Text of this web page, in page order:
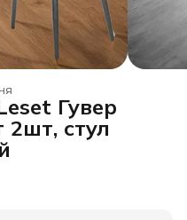
Гувер
2шт, стул